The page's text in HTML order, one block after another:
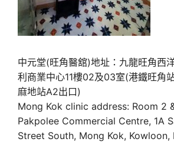
中元堂(旺角醫舘)地址：九龍旺角西
利商業中心11樓02及03室(港鐵旺角
麻地站A2出口)
Mong Kok clinic address: Room 2
Pakpolee Commercial Centre, 1A
Street South, Mong Kok, Kowloon,